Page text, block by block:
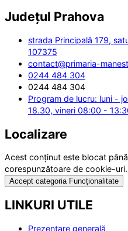
Județul Prahova
strada Principală 179,
107375
contact@primaria-
0244 484 304
0244 484 304
Program de lucru: luni -
18.30, vineri 08:00 -
Localizare
Acest conținut este blocat
corespunzătoare de cookie-uri.
Accept categoria Funcționalitate
LINKURI UTILE
Prezentare generală